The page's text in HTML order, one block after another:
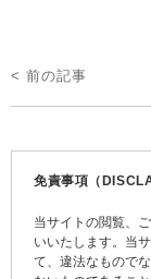
投
稿
< 前の記事
免責事項（
当サイトの閲覧、
いいたします。当
て、違法なもので